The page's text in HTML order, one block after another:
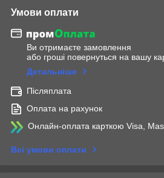
Умови оплати
Ви отримаєте замовлення
або гроші повернуться на вашу
Детальніше
Післяплата
Оплата на рахунок
Онлайн-оплата карткою Visa,
Всі умови оплати